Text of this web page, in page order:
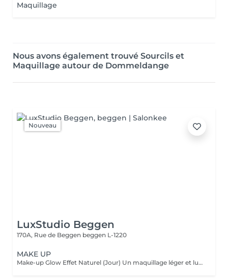
Maquillage
Nous avons également trouvé Sourcils et
Maquillage autour de Dommeldange
Nouveau
LuxStudio Beggen
170A, Rue de Beggen beggen L-1220
MAKE UP
Make-up Glow Effet Naturel (Jour) Un maquillage léger et lumineux qui sublime votre beauté naturelle. Idéal pour la journée, rendez-vous professionnels ou shootings naturels. Teint unifié, regard réveillé, sans surcharge. Frais, discret et élégant. Make-up Glamour Événements & Soirées Un maquillage sophistiqué avec une tenue renforcée, parfait pour fêtes, mariages ou séances photo. Association d'un teint parfait, d'un regard travaillé et de corrections subtiles pour un effet wow qui reste naturel. Élégance, intensité et mise en valeur. Make-up Luxe Haute Définition & Longue Durée Un maquillage professionnel avec préparation complète de la peau, correction des volumes, camouflage des imperfections et mise en lumière des traits. Tenue extrême, idéal pour caméras HD, mariée, ou occasions exigeantes. Finition impeccable, résultat haut de gamme.